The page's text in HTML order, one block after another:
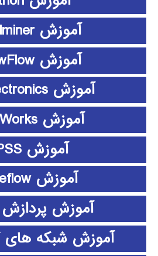
آموزش rapidminer
آموزش ShowFlow
آموزش SimElectronics
آموزش SolidWorks
آموزش SPSS
آموزش stateflow
آموزش
آموزش شبکه های